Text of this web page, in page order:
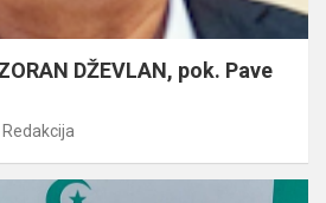
DŽEVLAN, pok. Pave
Redakcija